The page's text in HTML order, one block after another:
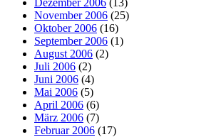
Dezember 2006 (13)
November 2006 (25)
Oktober 2006 (16)
September 2006 (1)
August 2006 (2)
Juli 2006 (2)
Juni 2006 (4)
Mai 2006 (5)
April 2006 (6)
März 2006 (7)
Februar 2006 (17)